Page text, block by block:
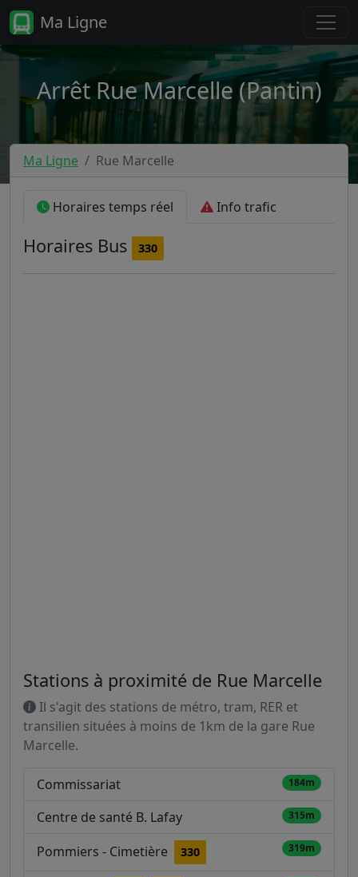
Ma Ligne
Arrêt Rue Marcelle (Pantin)
Ma Ligne Rue Marcelle
Horaires temps réel Info trafic
Horaires Bus 330
Stations à proximité de Rue Marcelle
Il s'agit des stations de métro, tram, RER et
transilien situées à moins de 1km de la gare Rue
Marcelle.
Commissariat 184m
Centre de santé B. Lafay 315m
Pommiers - Cimetière 330 319m